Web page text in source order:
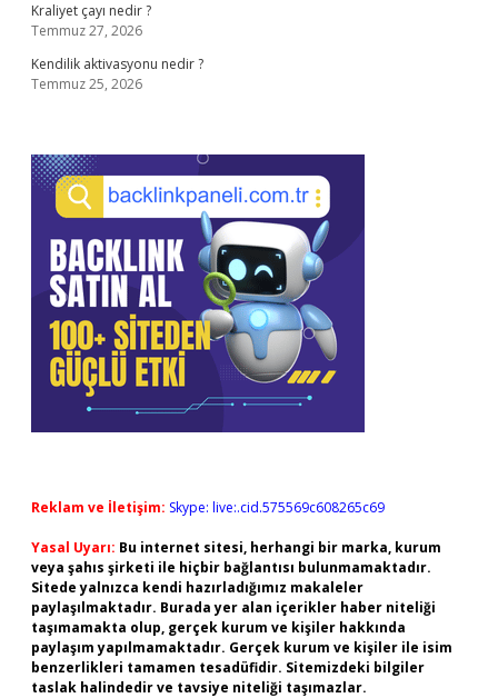
Kraliyet çayı nedir ?
Temmuz 27, 2026
Kendilik aktivasyonu nedir ?
Temmuz 25, 2026
Reklam ve İletişim: Skype: live:.cid.575569c608265c69
Yasal Uyarı: Bu internet sitesi, herhangi bir marka, kurum
veya şahıs şirketi ile hiçbir bağlantısı bulunmamaktadır.
Sitede yalnızca kendi hazırladığımız makaleler
paylaşılmaktadır. Burada yer alan içerikler haber niteliği
taşımamakta olup, gerçek kurum ve kişiler hakkında
paylaşım yapılmamaktadır. Gerçek kurum ve kişiler ile isim
benzerlikleri tamamen tesadüfidir. Sitemizdeki bilgiler
taslak halindedir ve tavsiye niteliği taşımazlar.